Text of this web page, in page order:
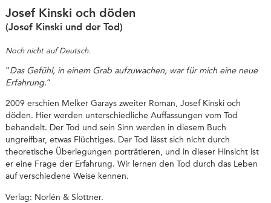
Josef Kinski och döden
(Josef Kinski und der Tod)
Noch nicht auf Deutsch.
”Das Gefühl, in einem Grab aufzuwachen, war für mich eine neue
Erfahrung.”
2009 erschien Melker Garays zweiter Roman, Josef Kinski och
döden. Hier werden unterschiedliche Auffassungen vom Tod
behandelt. Der Tod und sein Sinn werden in diesem Buch
ungreifbar, etwas Flüchtiges. Der Tod lässt sich nicht durch
theoretische Überlegungen porträtieren, und in dieser Hinsicht ist
er eine Frage der Erfahrung. Wir lernen den Tod durch das Leben
auf verschiedene Weise kennen.
Verlag: Norlén & Slottner.